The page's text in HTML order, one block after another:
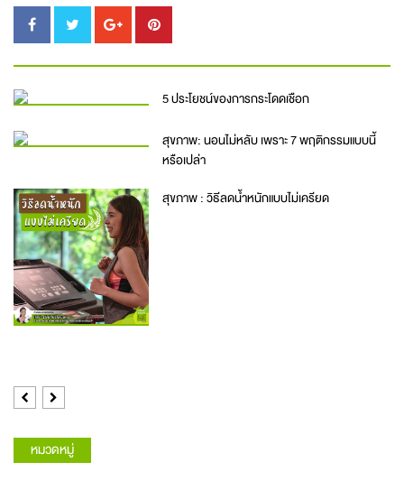
5 ประโยชน์ของการกระโดดเชือก
สุขภาพ: นอนไม่หลับ เพราะ 7 พฤติกรรมแบบนี้
หรือเปล่า
สุขภาพ : วิธีลดน้ำหนักแบบไม่เครียด
Previous
Next
หมวดหมู่